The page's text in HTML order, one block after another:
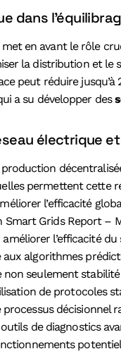
dans
en avant le rôle
la distribution et le
peut réduire
a su développer des
électrique
permettent cette
l’efficacité
Smart Grids Report –
l’efficacité
aux algorithmes
non seulement
de protocoles
décisionnel
outils de diagnostics